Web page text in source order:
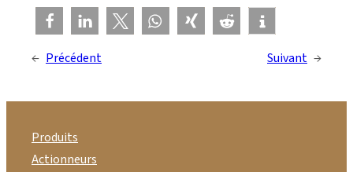
← Précédent Suivant →
Produits
Actionneurs